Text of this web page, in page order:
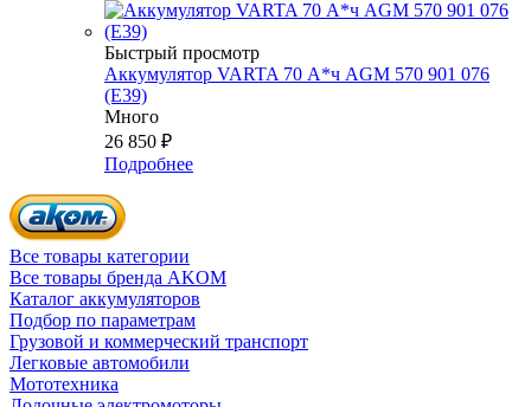
Быстрый просмотр
Аккумулятор VARTA 70 А*ч AGM 570 901 076
(E39)
Много
26 850 ₽
Подробнее
Все товары категории
Все товары бренда AKOM
Каталог аккумуляторов
Подбор по параметрам
Грузовой и коммерческий транспорт
Легковые автомобили
Мототехника